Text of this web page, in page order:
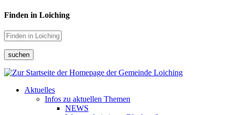
Finden in Loiching
suchen
Aktuelles
Infos zu aktuellen Themen
NEWS